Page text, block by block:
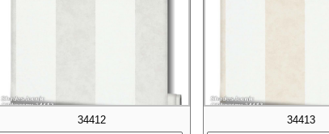
34412 34413